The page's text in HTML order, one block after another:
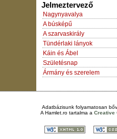
Jelmeztervező
Nagynyavalya
A búsképű
A szarvaskirály
Tündérlaki lányok
Káin és Ábel
Születésnap
Ármány és szerelem
Adatbázisunk folyamatosan
A Hamlet.ro tartalma a Creative